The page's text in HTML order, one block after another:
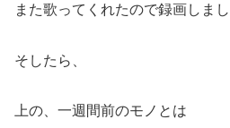
また歌ってくれたので録画しまし
そしたら、
上の、一週間前のモノとは